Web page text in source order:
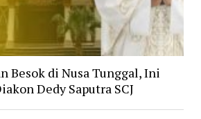
Besok di Nusa Tunggal, Ini
Dedy Saputra SCJ